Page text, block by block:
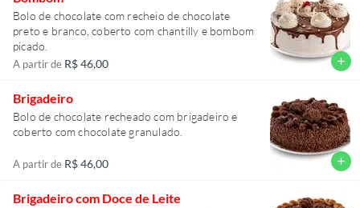
Bolo de chocolate com recheio de chocolate
preto e branco, coberto com chantilly e bombom
picado.
A partir de R$ 46,00 add
Brigadeiro
Bolo de chocolate recheado com brigadeiro e
coberto com chocolate granulado.
A partir de R$ 46,00 add
Brigadeiro com Doce de Leite